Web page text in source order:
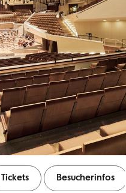
Tickets Besucherinfos